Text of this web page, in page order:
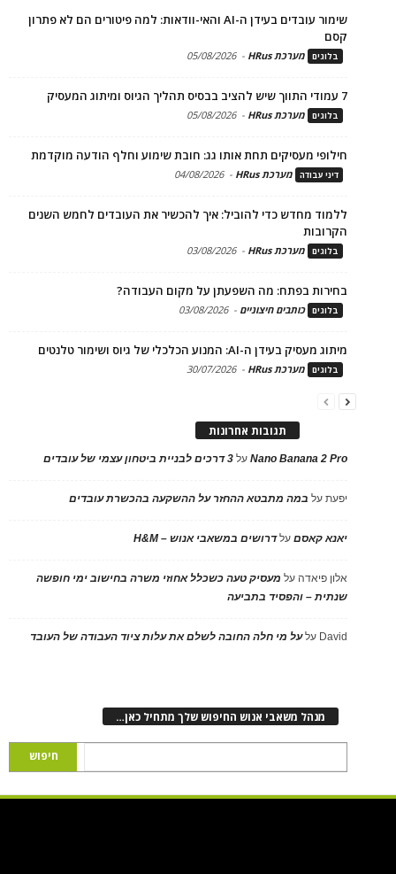
שימור עובדים בעידן ה-AI והאי-וודאות: למה פיטורים הם לא פתרון
קסם
בלוגים מערכת HRus -
05/08/2026
7 עמודי התווך שיש להציב בבסיס תהליך הגיוס ומיתוג המעסיק
בלוגים מערכת HRus -
05/08/2026
חילופי מעסיקים תחת אותו גג: חובת שימוע וחלף הודעה מוקדמת
דיני עבודה מערכת HRus -
04/08/2026
ללמוד מחדש כדי להוביל: איך להכשיר את העובדים לחמש השנים
הקרובות
בלוגים מערכת HRus -
03/08/2026
בחירות בפתח: מה השפעתן על מקום העבודה?
בלוגים כותבים חיצוניים -
03/08/2026
מיתוג מעסיק בעידן ה-AI: המנוע הכלכלי של גיוס ושימור טלנטים
בלוגים מערכת HRus -
30/07/2026
תגובות אחרונות
Nano Banana 2 Proעל 3 דרכים לבניית ביטחון עצמי של עובדים
יפעתעל במה מתבטא ההחזר על ההשקעה בהכשרת עובדים
יאנא קאסםעלדרושים במשאבי אנוש – H&M
אלון פיאדה על מעסיק טעה כשכלל אחוזי משרה בחישוב ימי חופשה
שנתית – והפסיד בתביעה
David עלעל מי חלה החובה לשלם את עלות ציוד העבודה של העובד
מנהל משאבי אנוש החיפוש שלך מתחיל כאן…